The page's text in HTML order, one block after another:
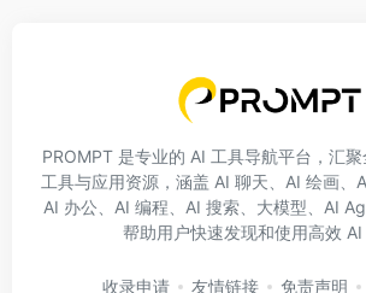
PROMPT 是专业的 AI 工具导航平台，汇
工具与应用资源，涵盖 AI 聊天、AI 绘画、
AI 办公、AI 编程、AI 搜索、大模型、AI
帮助用户快速发现和使用高效 AI
收录申请 友情链接 免责声明